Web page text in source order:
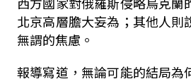
北京高層膽大妄為；其他人則
無謂的焦慮。
報導寫道，無論可能的結局為